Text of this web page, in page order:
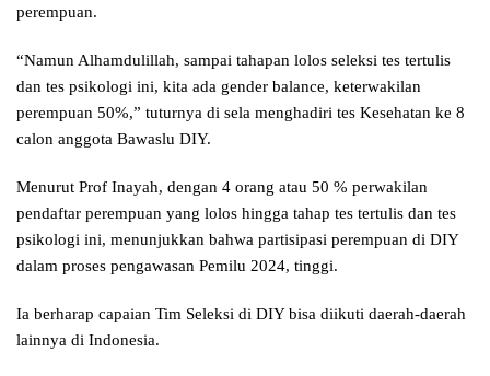
perempuan.
“Namun Alhamdulillah, sampai tahapan lolos seleksi tes tertulis
dan tes psikologi ini, kita ada gender balance, keterwakilan
perempuan 50%,” tuturnya di sela menghadiri tes Kesehatan ke 8
calon anggota Bawaslu DIY.
Menurut Prof Inayah, dengan 4 orang atau 50 % perwakilan
pendaftar perempuan yang lolos hingga tahap tes tertulis dan tes
psikologi ini, menunjukkan bahwa partisipasi perempuan di DIY
dalam proses pengawasan Pemilu 2024, tinggi.
Ia berharap capaian Tim Seleksi di DIY bisa diikuti daerah-daerah
lainnya di Indonesia.